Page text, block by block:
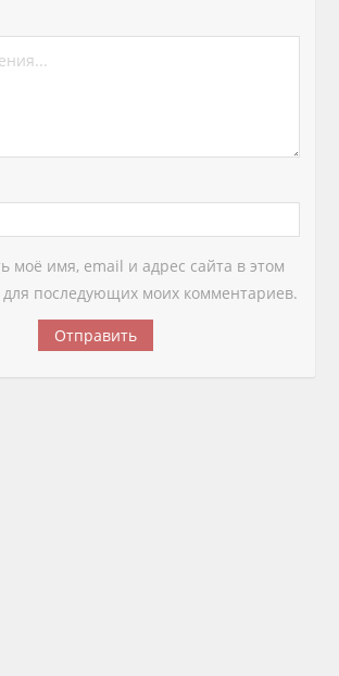
моё имя, email и адрес сайта в этом
для последующих моих комментариев.